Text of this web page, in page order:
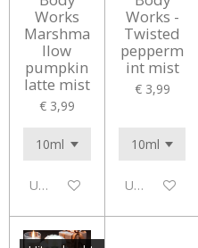
Works
Marshma
llow
pumpkin
latte mist
€ 3,99
Uitgeschakeld
Works -
Twisted
pepperm
int mist
€ 3,99
Uitgeschakeld